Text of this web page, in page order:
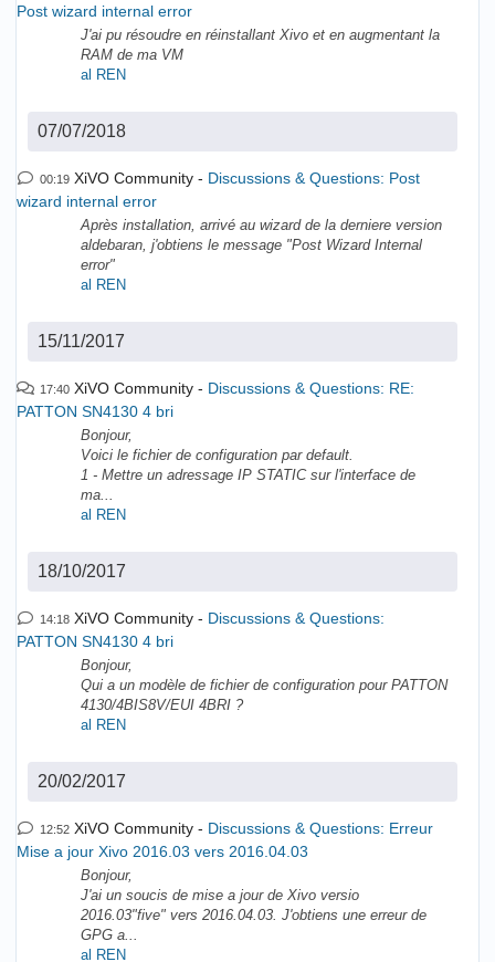
Post wizard internal error
J'ai pu résoudre en réinstallant Xivo et en augmentant la
RAM de ma VM
al REN
07/07/2018
00:19 XiVO Community
Discussions & Questions: Post
wizard internal error
Après installation, arrivé au wizard de la derniere version
aldebaran, j'obtiens le message "Post Wizard Internal
error"
al REN
15/11/2017
17:40 XiVO Community
Discussions & Questions: RE:
PATTON SN4130 4 bri
Bonjour,
Voici le fichier de configuration par default.
1 - Mettre un adressage IP STATIC sur l'interface de
ma...
al REN
18/10/2017
14:18 XiVO Community
Discussions & Questions:
PATTON SN4130 4 bri
Bonjour,
Qui a un modèle de fichier de configuration pour PATTON
4130/4BIS8V/EUI 4BRI ?
al REN
20/02/2017
12:52 XiVO Community
Discussions & Questions: Erreur
Mise a jour Xivo 2016.03 vers 2016.04.03
Bonjour,
J'ai un soucis de mise a jour de Xivo versio
2016.03"five" vers 2016.04.03. J'obtiens une erreur de
GPG a...
al REN